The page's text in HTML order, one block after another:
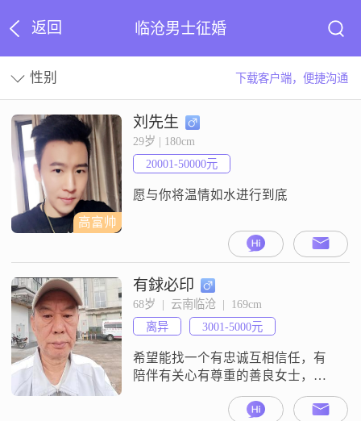
返回 临沧男士征婚
性别 下载客户端，便捷沟通
高富帅
刘先生
29岁 | 180cm
20001-50000元
愿与你将温情如水进行到底
有銶必印
68岁  |  云南临沧  |  169cm
离异
3001-5000元
希望能找一个有忠诚互相信任，有
陪伴有关心有尊重的善良女士，个
人资料不真实有债务的免打扰，以
免浪费时间误人误己！相亲区域选